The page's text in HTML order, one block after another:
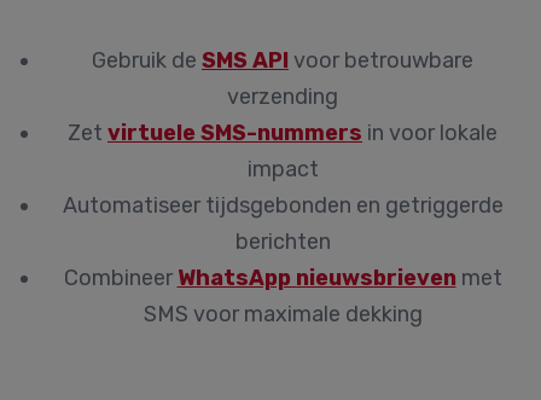
Gebruik de SMS API voor betrouwbare
verzending
Zet virtuele SMS-nummers in voor lokale
impact
Automatiseer tijdsgebonden en getriggerde
berichten
Combineer WhatsApp nieuwsbrieven met
SMS voor maximale dekking